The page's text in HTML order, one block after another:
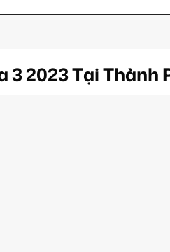
3 2023 Tại Thành